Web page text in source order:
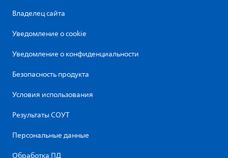
Владелец сайта
Уведомление о cookie
Уведомление о конфиденциальности
Безопасность продукта
Условия использования
Результаты СОУТ
Персональные данные